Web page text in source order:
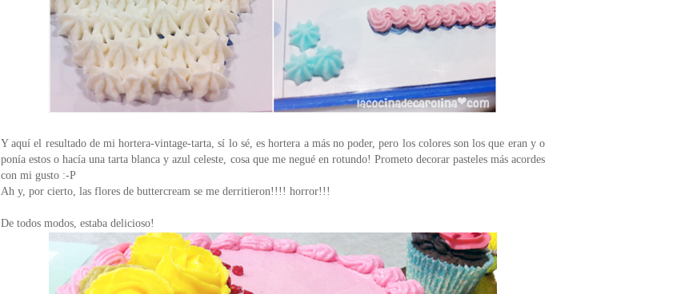
Y aquí el resultado de mi hortera-vintage-tarta, sí lo sé, es hortera a más no poder, pero los colores son los que eran y o
ponía estos o hacía una tarta blanca y azul celeste, cosa que me negué en rotundo! Prometo decorar pasteles más acordes
con mi gusto :-P
Ah y, por cierto, las flores de buttercream se me derritieron!!!! horror!!!
De todos modos, estaba delicioso!